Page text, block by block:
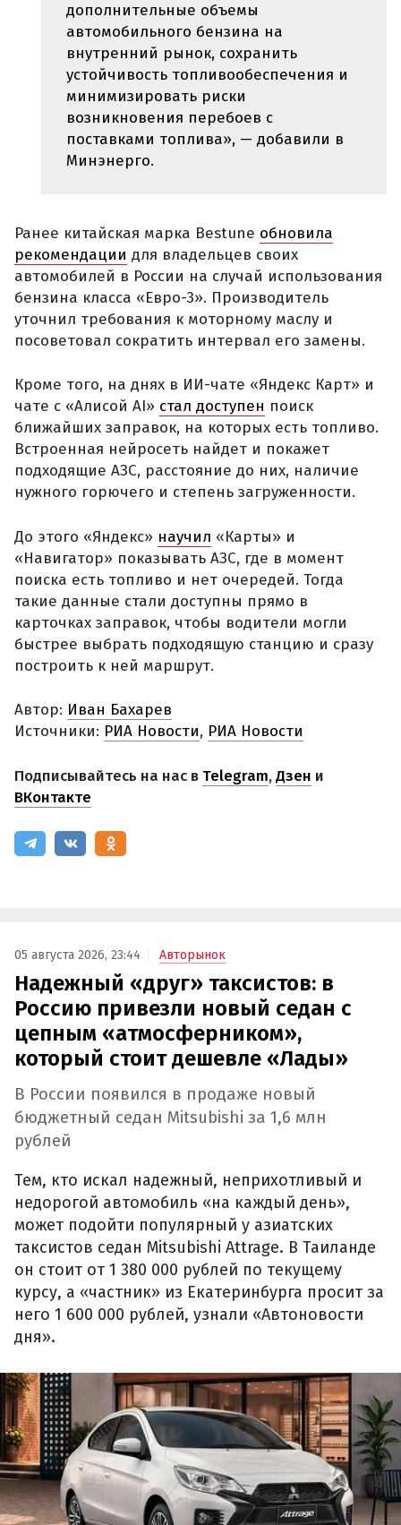
дополнительные объемы
автомобильного бензина на
внутренний рынок, сохранить
устойчивость топливообеспечения и
минимизировать риски
возникновения перебоев с
поставками топлива», — добавили в
Минэнерго.
Ранее китайская марка Bestune обновила
рекомендации для владельцев своих
автомобилей в России на случай использования
бензина класса «Евро-3». Производитель
уточнил требования к моторному маслу и
посоветовал сократить интервал его замены.
Кроме того, на днях в ИИ-чате «Яндекс Карт» и
чате с «Алисой AI» стал доступен поиск
ближайших заправок, на которых есть топливо.
Встроенная нейросеть найдет и покажет
подходящие АЗС, расстояние до них, наличие
нужного горючего и степень загруженности.
До этого «Яндекс» научил «Карты» и
«Навигатор» показывать АЗС, где в момент
поиска есть топливо и нет очередей. Тогда
такие данные стали доступны прямо в
карточках заправок, чтобы водители могли
быстрее выбрать подходящую станцию и сразу
построить к ней маршрут.
Автор: Иван Бахарев
Источники: РИА Новости, РИА Новости
Подписывайтесь на нас в Telegram,Дзен и
ВКонтакте
05 августа 2026, 23:44 Авторынок
Надежный «друг» таксистов: в
Россию привезли новый седан с
цепным «атмосферником»,
который стоит дешевле «Лады»
В России появился в продаже новый
бюджетный седан Mitsubishi за 1,6 млн
рублей
Тем, кто искал надежный, неприхотливый и
недорогой автомобиль «на каждый день»,
может подойти популярный у азиатских
таксистов седан Mitsubishi Attrage. В Таиланде
он стоит от 1 380 000 рублей по текущему
курсу, а «частник» из Екатеринбурга просит за
него 1 600 000 рублей, узнали «Автоновости
дня».